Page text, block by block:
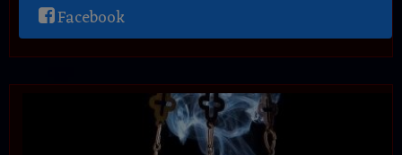
Facebook